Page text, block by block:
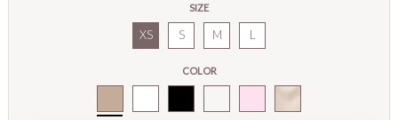
SIZE
XS S M L
COLOR